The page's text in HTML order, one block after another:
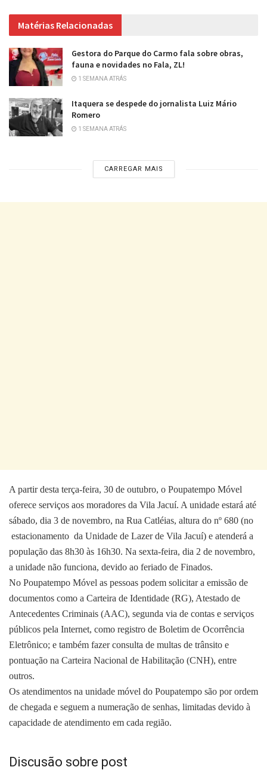
Matérias Relacionadas
Gestora do Parque do Carmo fala sobre obras,
fauna e novidades no Fala, ZL!
1 SEMANA ATRÁS
Itaquera se despede do jornalista Luiz Mário
Romero
1 SEMANA ATRÁS
CARREGAR MAIS
A partir desta terça-feira, 30 de outubro, o Poupatempo Móvel
oferece serviços aos moradores da Vila Jacuí. A unidade estará até
sábado, dia 3 de novembro, na Rua Catléias, altura do nº 680 (no
estacionamento da Unidade de Lazer de Vila Jacuí) e atenderá a
população das 8h30 às 16h30. Na sexta-feira, dia 2 de novembro,
a unidade não funciona, devido ao feriado de Finados.
No Poupatempo Móvel as pessoas podem solicitar a emissão de
documentos como a Carteira de Identidade (RG), Atestado de
Antecedentes Criminais (AAC), segunda via de contas e serviços
públicos pela Internet, como registro de Boletim de Ocorrência
Eletrônico; e também fazer consulta de multas de trânsito e
pontuação na Carteira Nacional de Habilitação (CNH), entre
outros.
Os atendimentos na unidade móvel do Poupatempo são por ordem
de chegada e seguem a numeração de senhas, limitadas devido à
capacidade de atendimento em cada região.
Discusão sobre post